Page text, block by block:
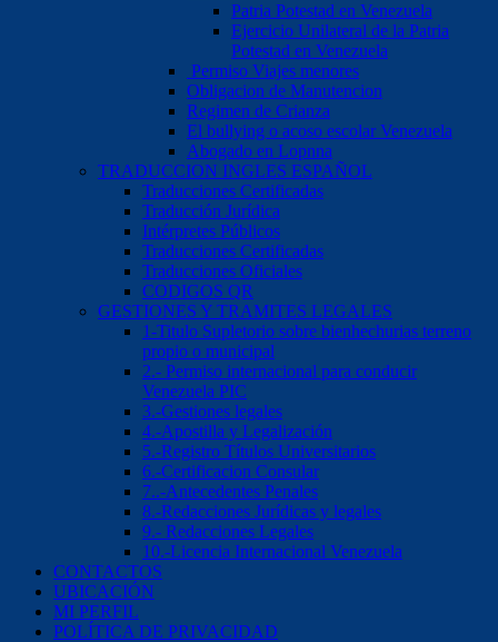
Patria Potestad en Venezuela
Ejercicio Unilateral de la Patria
Potestad en Venezuela
Permiso Viajes menores
Obligacion de Manutencion
Regimen de Crianza
El bullying o acoso escolar Venezuela
Abogado en Lopnna
TRADUCCION INGLES ESPAÑOL
Traducciones Certificadas
Traducción Jurídica
Intérpretes Públicos
Traducciones Certificadas
Traducciones Oficiales
CODIGOS QR
GESTIONES Y TRAMITES LEGALES
1-Titulo Supletorio sobre bienhechurias terreno
propio o municipal
2.- Permiso internacional para conducir
Venezuela PIC
3.-Gestiones legales
4.-Apostilla y Legalización
5.-Registro Títulos Universitarios
6.-Certificacion Consular
7..-Antecedentes Penales
8.-Redacciones Jurídicas y legales
9.- Redacciones Legales
10.-Licencia Internacional Venezuela
CONTACTOS
UBICACIÓN
MI PERFIL
POLÍTICA DE PRIVACIDAD